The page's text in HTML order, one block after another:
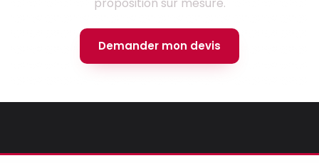
Demander mon devis